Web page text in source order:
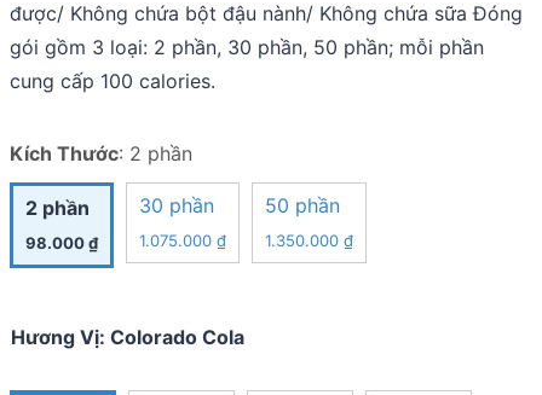
được/ Không chứa bột đậu nành/ Không chứa sữa Đóng
gói gồm 3 loại: 2 phần, 30 phần, 50 phần; mỗi phần
cung cấp 100 calories.
Kích Thước: 2 phần
2 phần
98.000₫
30 phần
1.075.000 ₫
50 phần
1.350.000 ₫
Hương Vị: Colorado Cola